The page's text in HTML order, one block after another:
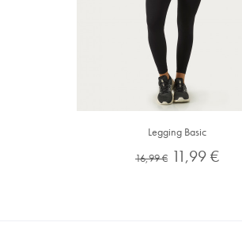
Legging Basic
Preço
16,99 € Preço
11,99 €